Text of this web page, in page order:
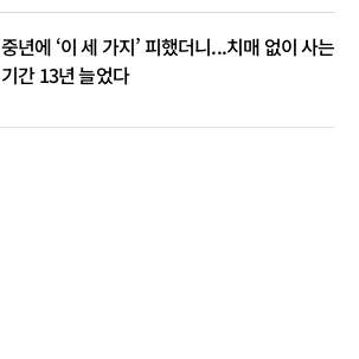
중년에 ‘이 세 가지’ 피했더니...치매 없이 사는
기간 13년 늘었다